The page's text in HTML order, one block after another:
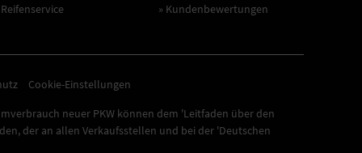
» Kundenbewertungen
Cookie-Einstellungen
neuer PKW können dem 'Leitfaden über den
der an allen Verkaufsstellen und bei der 'Deutschen